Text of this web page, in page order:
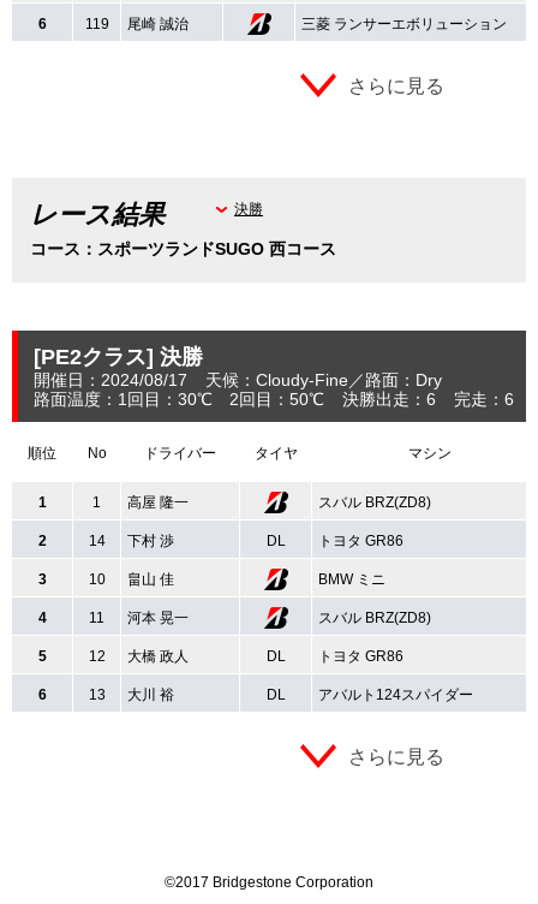
6 119 尾崎 誠治 三菱 ランサーエボリューション
さらに見る
レース結果
コース：スポーツランドSUGO 西コース
決勝
[PE2クラス] 決勝
開催日：2024/08/17 天候：Cloudy-Fine
路面：Dry
路面温度：1回目：30℃ 2回目：50℃
決勝出走：6 完走：6
順位 No ドライバー タイヤ マシン
1 1 高屋 隆一 スバル BRZ(ZD8)
2 14 下村 渉 DL トヨタ GR86
3 10 畠山 佳 BMW ミニ
4 11 河本 晃一 スバル BRZ(ZD8)
5 12 大橋 政人 DL トヨタ GR86
6 13 大川 裕 DL アバルト124スパイダー
さらに見る
©2017 Bridgestone Corporation